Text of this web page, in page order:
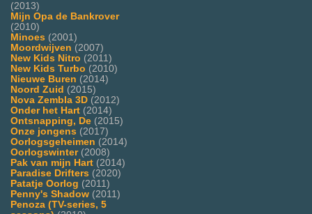
(2013)
Mijn Opa de Bankrover
(2010)
Minoes (2001)
Moordwijven (2007)
New Kids Nitro (2011)
New Kids Turbo (2010)
Nieuwe Buren (2014)
Noord Zuid (2015)
Nova Zembla 3D (2012)
Onder het Hart (2014)
Ontsnapping, De (2015)
Onze jongens (2017)
Oorlogsgeheimen (2014)
Oorlogswinter(2008)
Pak van mijn Hart (2014)
Paradise Drifters (2020)
Patatje Oorlog (2011)
Penny's Shadow (2011)
Penoza (TV-series, 5